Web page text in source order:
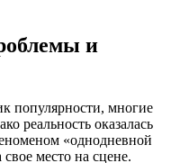
и
популярности, многие
реальность оказалась
«однодневной
место на сцене.